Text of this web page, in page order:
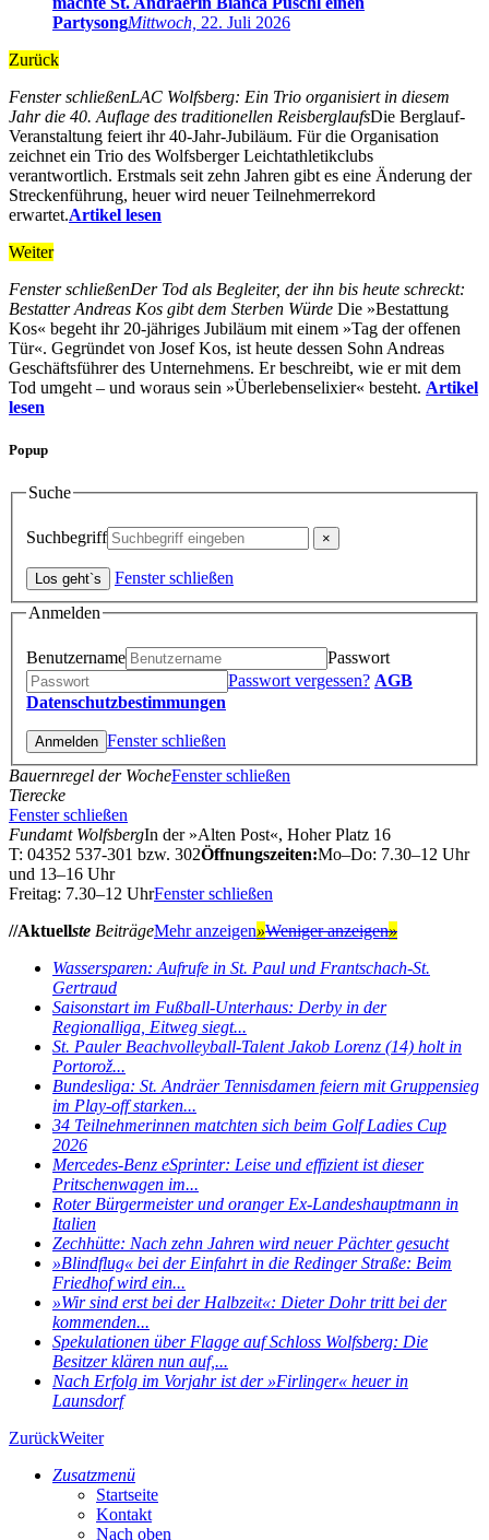
PartysongMittwoch, 22. Juli 2026
Zurück
Fenster schließenLAC Wolfsberg: Ein Trio organisiert in diesem
Jahr die 40. Auflage des traditionellen ReisberglaufsDie Berglauf-
Veranstaltung feiert ihr 40-Jahr-Jubiläum. Für die Organisation
zeichnet ein Trio des Wolfsberger Leichtathletikclubs
verantwortlich. Erstmals seit zehn Jahren gibt es eine Änderung der
Streckenführung, heuer wird neuer Teilnehmerrekord
erwartet.Artikel lesen
Weiter
Fenster schließenDer Tod als Begleiter, der ihn bis heute schreckt:
Bestatter Andreas Kos gibt dem Sterben Würde Die »Bestattung
Kos« begeht ihr 20-jähriges Jubiläum mit einem »Tag der offenen
Tür«. Gegründet von Josef Kos, ist heute dessen Sohn Andreas
Geschäftsführer des Unternehmens. Er beschreibt, wie er mit dem
Tod umgeht – und woraus sein »Überlebenselixier« besteht. Artikel
lesen
Popup
Suche
Suchbegriff
Fenster schließen
Anmelden
Benutzername
Passwort
Passwort vergessen? AGB
Datenschutzbestimmungen
Fenster schließen
Bauernregel der WocheFenster schließen
Tierecke
Fenster schließen
Fundamt WolfsbergIn der »Alten Post«, Hoher Platz 16
T: 04352 537-301 bzw. 302Öffnungszeiten:Mo–Do: 7.30–12 Uhr
und 13–16 Uhr
Freitag: 7.30–12 UhrFenster schließen
//Aktuellste BeiträgeMehr anzeigen»Weniger anzeigen»
Wassersparen: Aufrufe in St. Paul und Frantschach-St.
Gertraud
Saisonstart im Fußball-Unterhaus: Derby in der
Regionalliga, Eitweg siegt...
St. Pauler Beachvolleyball-Talent Jakob Lorenz (14) holt in
Portorož...
Bundesliga: St. Andräer Tennisdamen feiern mit Gruppensieg
im Play-off starken...
34 Teilnehmerinnen matchten sich beim Golf Ladies Cup
2026
Mercedes-Benz eSprinter: Leise und effizient ist dieser
Pritschenwagen im...
Roter Bürgermeister und oranger Ex-Landeshauptmann in
Italien
Zechhütte: Nach zehn Jahren wird neuer Pächter gesucht
»Blindflug« bei der Einfahrt in die Redinger Straße: Beim
Friedhof wird ein...
»Wir sind erst bei der Halbzeit«: Dieter Dohr tritt bei der
kommenden...
Spekulationen über Flagge auf Schloss Wolfsberg: Die
Besitzer klären nun auf,...
Nach Erfolg im Vorjahr ist der »Firlinger« heuer in
Launsdorf
ZurückWeiter
Zusatzmenü
Startseite
Kontakt
Nach oben